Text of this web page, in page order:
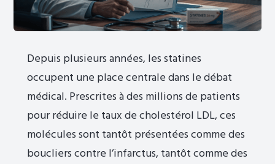
Depuis plusieurs années, les statines
occupent une place centrale dans le débat
médical. Prescrites à des millions de patients
pour réduire le taux de cholestérol LDL, ces
molécules sont tantôt présentées comme des
boucliers contre l’infarctus, tantôt comme des